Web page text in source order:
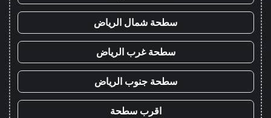
سطحة شمال الرياض
سطحة غرب الرياض
سطحة جنوب الرياض
اقرب سطحة